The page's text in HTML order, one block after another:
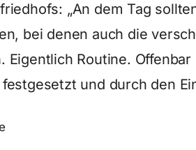
„An dem Tag
bei denen auch die
Eigentlich Routine.
festgesetzt und durch den